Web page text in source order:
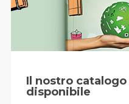
Il nostro catalogo
disponibile